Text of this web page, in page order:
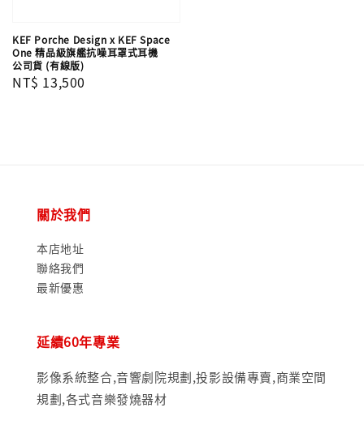
KEF Porche Design x KEF Space
One 精品級旗艦抗噪耳罩式耳機
公司貨 (有線版)
Regular
NT$ 13,500
關於我們
本店地址
聯絡我們
最新優惠
延續60年專業
影像系統整合,音響劇院規劃,投影設備專賣,商業空間
規劃,各式音樂發燒器材